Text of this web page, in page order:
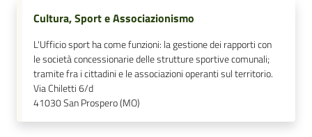
Cultura, Sport e Associazionismo
L'Ufficio sport ha come funzioni: la gestione dei rapporti con
le società concessionarie delle strutture sportive comunali;
tramite fra i cittadini e le associazioni operanti sul territorio.
Via Chiletti 6/d
41030San Prospero (MO)